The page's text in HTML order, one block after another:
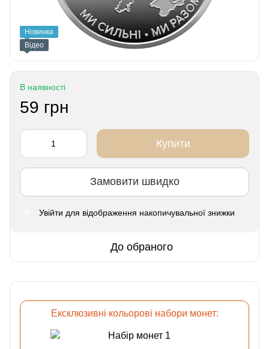
Новинка
Відео
В наявності
59 грн
Купити
Замовити швидко
Увійти для відображення накопичувальної знижки
До обраного
Ексклюзивні кольорові набори монет: